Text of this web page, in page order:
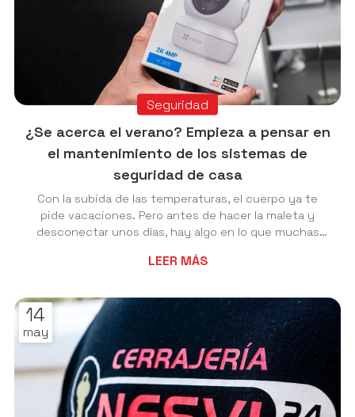
¿Se acerca el verano? Empieza a pensar en
el mantenimiento de los sistemas de
seguridad de casa
Seguridad
Con la subida de las temperaturas, el cuerpo ya te
pide vacaciones. Pero antes de hacer la maleta y
desconectar unos días, hay algo en lo que muchas
tus cerraduras y sistemas de seguridad. Puede
cuando te decimos que en Cerrajería Nesvi llevamos
más de 15 años viendo los mismos problemas
repetirse cada temporada estival, y casi todos
podrían evitarse con una simple revisión previa.
¿Quieres salir ...
LEER MÁS
14
may